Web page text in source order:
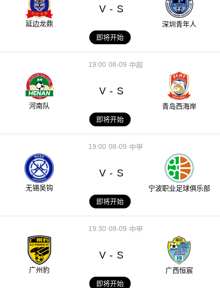
延边龙鼎
V - S
深圳青年人
即将开始
08-09
19:00 中超
河南队
V - S
青岛西海岸
即将开始
08-09
19:00 中甲
无锡吴钩
V - S
宁波职业足球俱乐部
即将开始
08-09
19:30 中甲
广州豹
V - S
广西恒宸
即将开始